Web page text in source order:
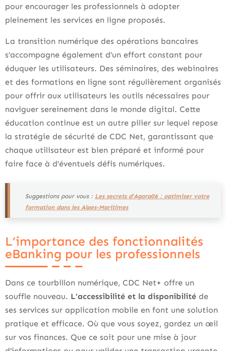
pour encourager les professionnels à adopter
pleinement les services en ligne proposés.
La transition numérique des opérations bancaires
s’accompagne également d’un effort constant pour
éduquer les utilisateurs. Des séminaires, des webinaires
et des formations en ligne sont régulièrement organisés
pour offrir aux utilisateurs les outils nécessaires pour
naviguer sereinement dans le monde digital. Cette
éducation continue est un autre pilier sur lequel repose
la stratégie de sécurité de CDC Net, garantissant que
chaque utilisateur est bien préparé et informé pour
faire face à d’éventuels défis numériques.
Suggestions pour vous : Les secrets d’Agora06 : optimiser votre
formation dans les Alpes-Maritimes
L’importance des fonctionnalités
eBanking pour les professionnels
Dans ce tourbillon numérique, CDC Net+ offre un
souffle nouveau. L’accessibilité et la disponibilité de
ses services sur application mobile en font une solution
pratique et efficace. Où que vous soyez, gardez un œil
sur vos finances. Que ce soit pour une mise à jour